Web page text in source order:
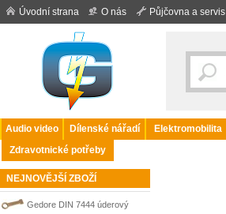
Úvodní strana O nás Půjčovna a servis
Audio video Dílenské nářadí Elektromobilita
Zdravotnické potřeby
NEJNOVĚJŠÍ ZBOŽÍ
Gedore DIN 7444 úderový